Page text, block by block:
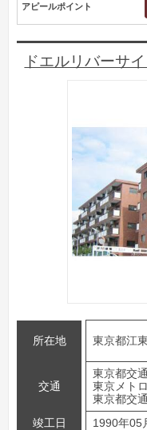
アピールポイント
ドエルリバーサ
所在地 東京都江
交通
東京都交
東京メト
東京都交
竣工日
1990年05